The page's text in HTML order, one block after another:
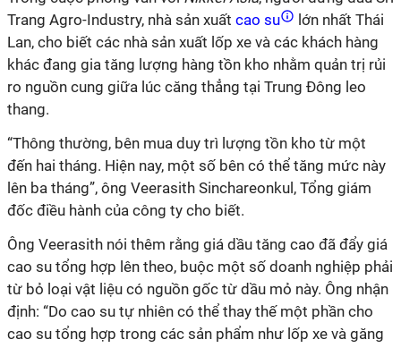
Trang Agro-Industry, nhà sản xuất cao su
lớn nhất Thái
Lan, cho biết các nhà sản xuất lốp xe và các khách hàng
khác đang gia tăng lượng hàng tồn kho nhằm quản trị rủi
ro nguồn cung giữa lúc căng thẳng tại Trung Đông leo
thang.
“Thông thường, bên mua duy trì lượng tồn kho từ một
đến hai tháng. Hiện nay, một số bên có thể tăng mức này
lên ba tháng”, ông Veerasith Sinchareonkul, Tổng giám
đốc điều hành của công ty cho biết.
Ông Veerasith nói thêm rằng giá dầu tăng cao đã đẩy giá
cao su tổng hợp lên theo, buộc một số doanh nghiệp phải
từ bỏ loại vật liệu có nguồn gốc từ dầu mỏ này. Ông nhận
định: “Do cao su tự nhiên có thể thay thế một phần cho
cao su tổng hợp trong các sản phẩm như lốp xe và găng